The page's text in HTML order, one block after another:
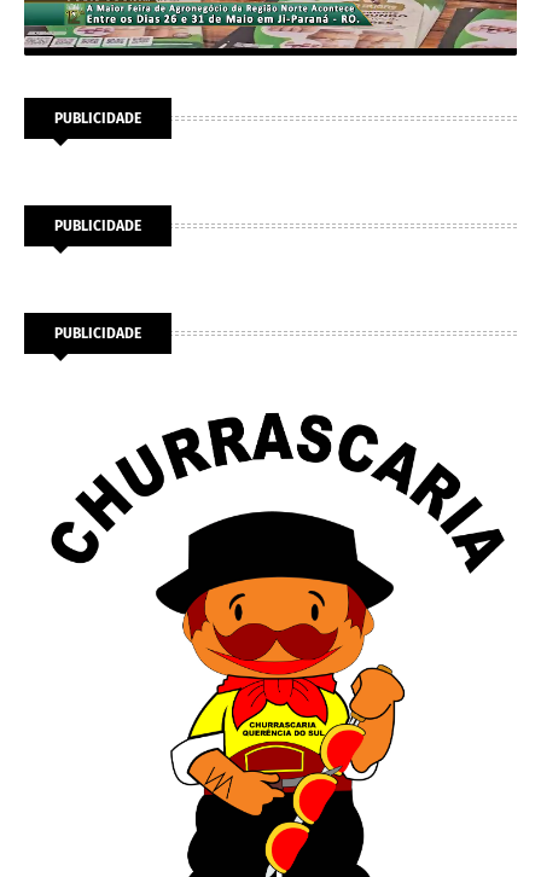
PUBLICIDADE
PUBLICIDADE
PUBLICIDADE